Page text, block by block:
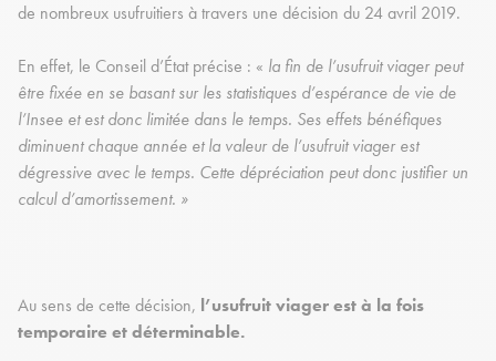
de nombreux usufruitiers à travers une décision du 24 avril 2019.
En effet, le Conseil d’État précise : « la fin de l’usufruit viager peut
être fixée en se basant sur les statistiques d’espérance de vie de
l’Insee et est donc limitée dans le temps. Ses effets bénéfiques
diminuent chaque année et la valeur de l’usufruit viager est
dégressive avec le temps. Cette dépréciation peut donc justifier un
calcul d’amortissement. »
Au sens de cette décision, l’usufruit viager est à la fois
temporaire et déterminable.